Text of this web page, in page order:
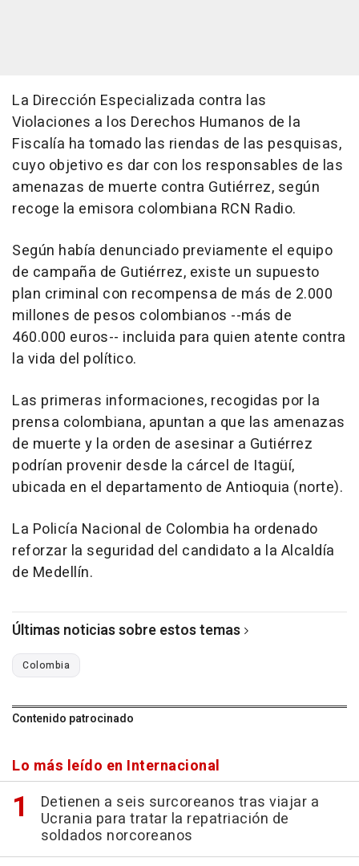
La Dirección Especializada contra las
Violaciones a los Derechos Humanos de la
Fiscalía ha tomado las riendas de las pesquisas,
cuyo objetivo es dar con los responsables de las
amenazas de muerte contra Gutiérrez, según
recoge la emisora colombiana RCN Radio.
Según había denunciado previamente el equipo
de campaña de Gutiérrez, existe un supuesto
plan criminal con recompensa de más de 2.000
millones de pesos colombianos --más de
460.000 euros-- incluida para quien atente contra
la vida del político.
Las primeras informaciones, recogidas por la
prensa colombiana, apuntan a que las amenazas
de muerte y la orden de asesinar a Gutiérrez
podrían provenir desde la cárcel de Itagüí,
ubicada en el departamento de Antioquia (norte).
La Policía Nacional de Colombia ha ordenado
reforzar la seguridad del candidato a la Alcaldía
de Medellín.
Últimas noticias sobre estos temas
Colombia
Contenido patrocinado
Lo más leído en Internacional
Detienen a seis surcoreanos tras viajar a
Ucrania para tratar la repatriación de
soldados norcoreanos